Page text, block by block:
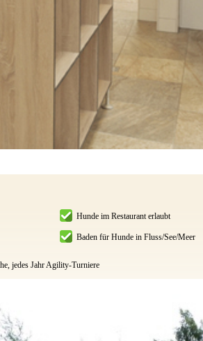
Hunde im Restaurant erlaubt
Baden für Hunde in Fluss/See/Meer
jedes Jahr Agility-Turniere